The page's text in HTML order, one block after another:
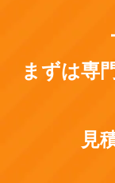
まずは専
見